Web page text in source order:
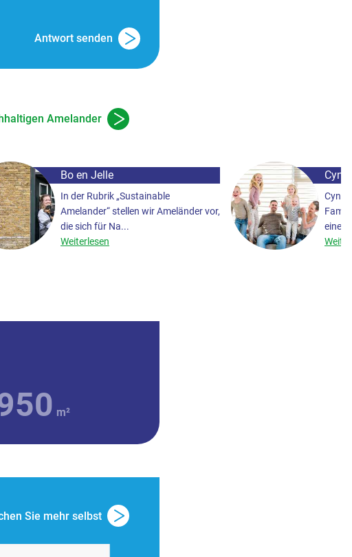
Antwort senden
Amelander
Bo en Jelle
In der Rubrik „Sustainable
Amelander“ stellen wir Ameländer vor,
die sich für Na...
Weiterlesen
m²
Sie mehr selbst